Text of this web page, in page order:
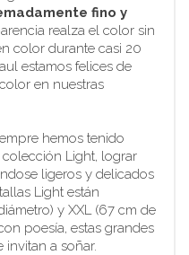
fino y
realza el color sin
color durante casi 20
estamos felices de
en nuestras
hemos tenido
Light, lograr
ligeros y delicados
Light están
y XXL (67 cm de
poesía, estas grandes
invitan a soñar.